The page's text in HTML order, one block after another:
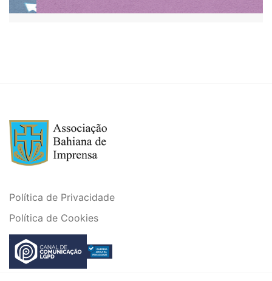
Política de Privacidade
Política de Cookies